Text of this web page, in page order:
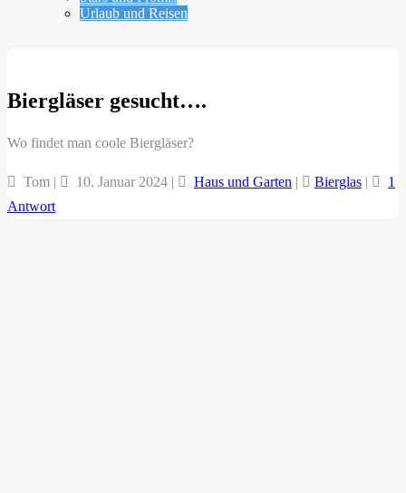
Urlaub und Reisen
Biergläser gesucht….
Wo findet man coole Biergläser?
Tom | 10. Januar 2024 | Haus und Garten | Bierglas |
1
Antwort